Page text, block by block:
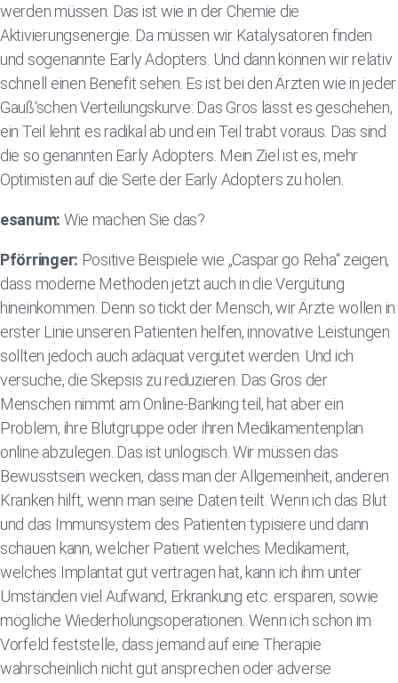
werden müssen. Das ist wie in der Chemie die
Aktivierungsenergie. Da müssen wir Katalysatoren finden
und sogenannte Early Adopters. Und dann können wir relativ
schnell einen Benefit sehen. Es ist bei den Ärzten wie in jeder
Gauß‘schen Verteilungskurve: Das Gros lässt es geschehen,
ein Teil lehnt es radikal ab und ein Teil trabt voraus. Das sind
die so genannten Early Adopters. Mein Ziel ist es, mehr
Optimisten auf die Seite der Early Adopters zu holen.
esanum: Wie machen Sie das?
Pförringer: Positive Beispiele wie „Caspar go Reha“ zeigen,
dass moderne Methoden jetzt auch in die Vergütung
hineinkommen. Denn so tickt der Mensch, wir Ärzte wollen in
erster Linie unseren Patienten helfen, innovative Leistungen
sollten jedoch auch adäquat vergütet werden. Und ich
versuche, die Skepsis zu reduzieren. Das Gros der
Menschen nimmt am Online-Banking teil, hat aber ein
Problem, ihre Blutgruppe oder ihren Medikamentenplan
online abzulegen. Das ist unlogisch. Wir müssen das
Bewusstsein wecken, dass man der Allgemeinheit, anderen
Kranken hilft, wenn man seine Daten teilt. Wenn ich das Blut
und das Immunsystem des Patienten typisiere und dann
schauen kann, welcher Patient welches Medikament,
welches Implantat gut vertragen hat, kann ich ihm unter
Umständen viel Aufwand, Erkrankung etc. ersparen, sowie
mögliche Wiederholungsoperationen. Wenn ich schon im
Vorfeld feststelle, dass jemand auf eine Therapie
wahrscheinlich nicht gut ansprechen oder adverse